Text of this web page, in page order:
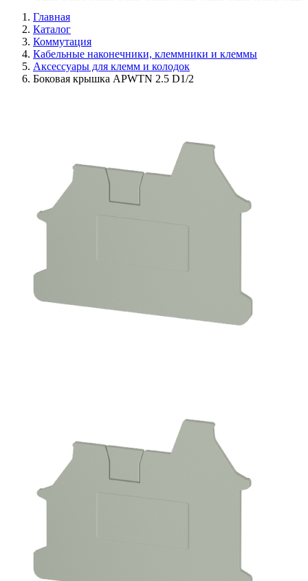
Главная
Каталог
Коммутация
Кабельные наконечники, клеммники и клеммы
Аксессуары для клемм и колодок
Боковая крышка APWTN 2.5 D1/2